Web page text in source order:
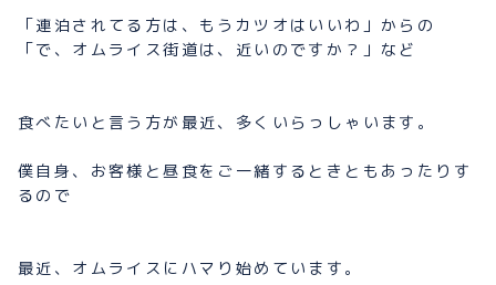
「連泊されてる方は、もうカツオはいいわ」からの
「で、オムライス街道は、近いのですか？」など
食べたいと言う方が最近、多くいらっしゃいます。
僕自身、お客様と昼食をご一緒するときともあったりす
るので
最近、オムライスにハマり始めています。